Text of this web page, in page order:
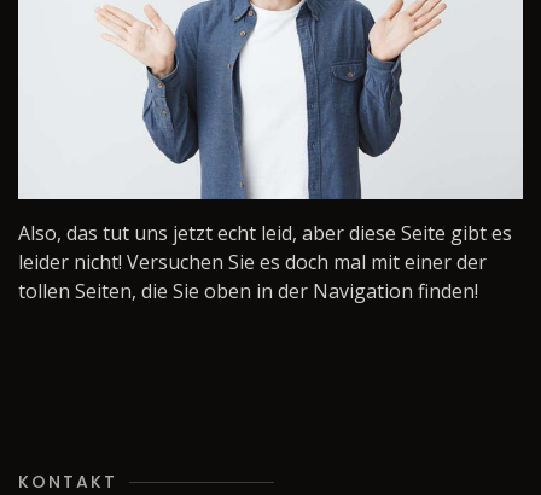
Also, das tut uns jetzt echt leid, aber diese Seite gibt es
leider nicht! Versuchen Sie es doch mal mit einer der
tollen Seiten, die Sie oben in der Navigation finden!
KONTAKT